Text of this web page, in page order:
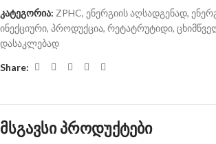
კატეგორია: ZPHC, ენერგიის აღსადგენად,
ინექციური, პროდუქცია, რეტატრუტიდი,
დასაკლებად
Share:
მსგავსი პროდუქტები